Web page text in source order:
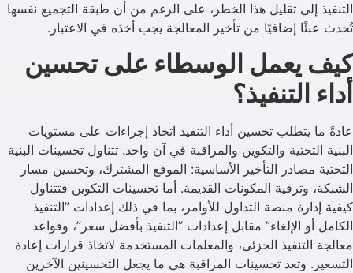
التنفيذ إلى تقليل هذا الخطر، على الرغم من أن طبقة التجميع نفسها
تُحدث عبئًا إضافيًا من تأخير المعالجة يجب أخذه في الاعتبار.
كيف يعمل الوسطاء على تحسين
أداء التنفيذ؟
عادةً ما يتطلب تحسين أداء التنفيذ اتخاذ إجراءات على مستويات
البنية التحتية والتكوين والمراقبة في آن واحد. تتناول تحسينات البنية
التحتية مصادر التأخير الأساسية: الموقع المشترك، وتحسين مسار
الشبكة، وترقية المكونات القديمة. أما تحسينات التكوين فتتناول
كيفية إدارة منصة التداول للأوامر، بما في ذلك إعدادات ”التنفيذ
الكامل أو الإلغاء” مقابل إعدادات ”التنفيذ بأفضل سعر”، وقواعد
معالجة التنفيذ الجزئي، والمعلمات المستخدمة لاتخاذ قرارات إعادة
التسعير. وتعد تحسينات المراقبة هي ما يجعل التحسينين الآخرين